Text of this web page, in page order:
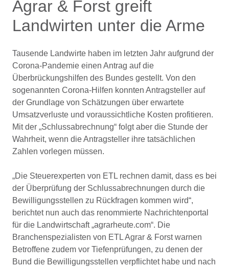
Agrar & Forst greift
Landwirten unter die Arme
Tausende Landwirte haben im letzten Jahr aufgrund der
Corona-Pandemie einen Antrag auf die
Überbrückungshilfen des Bundes gestellt. Von den
sogenannten Corona-Hilfen konnten Antragsteller auf
der Grundlage von Schätzungen über erwartete
Umsatzverluste und voraussichtliche Kosten profitieren.
Mit der „Schlussabrechnung“ folgt aber die Stunde der
Wahrheit, wenn die Antragsteller ihre tatsächlichen
Zahlen vorlegen müssen.
„Die Steuerexperten von ETL rechnen damit, dass es bei
der Überprüfung der Schlussabrechnungen durch die
Bewilligungsstellen zu Rückfragen kommen wird“,
berichtet nun auch das renommierte Nachrichtenportal
für die Landwirtschaft „agrarheute.com“. Die
Branchenspezialisten von ETL Agrar & Forst warnen
Betroffene zudem vor Tiefenprüfungen, zu denen der
Bund die Bewilligungsstellen verpflichtet habe und nach